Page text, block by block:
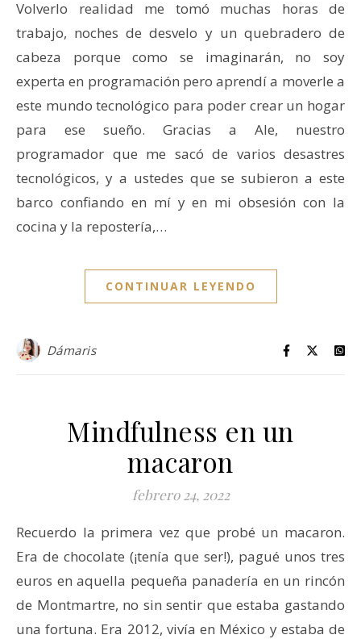
Volverlo realidad me tomó muchas horas de
trabajo, noches de desvelo y un quebradero de
cabeza porque como se imaginarán, no soy
experta en programación pero aprendí a moverle a
este mundo tecnológico para poder crear un hogar
para ese sueño. Gracias a Ale, nuestro
programador que me sacó de varios desastres
tecnológicos, y a ustedes que se subieron a este
barco confiando en mí y en mi obsesión con la
cocina y la repostería,…
CONTINUAR LEYENDO
Dámaris
Mindfulness en un
macaron
febrero 24, 2022
Recuerdo la primera vez que probé un macaron.
Era de chocolate (¡tenía que ser!), pagué unos tres
euros en aquella pequeña panadería en un rincón
de Montmartre, no sin sentir que estaba gastando
una fortuna. Era 2012, vivía en México y estaba de